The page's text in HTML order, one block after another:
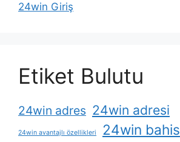
24win Giriş
Etiket Bulutu
24win adres 24win adresi
24win avantajlı özellikleri 24win bahis